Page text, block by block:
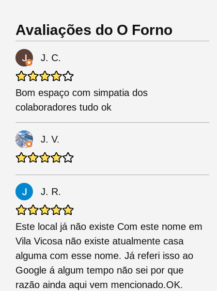
Avaliações do O Forno
J. C.
Bom espaço com simpatia dos
colaboradores tudo ok
J. V.
J. R.
Este local já não existe Com este nome em
Vila Vicosa não existe atualmente casa
alguma com esse nome. Já referi isso ao
Google á algum tempo não sei por que
razão ainda aqui vem mencionado.OK.